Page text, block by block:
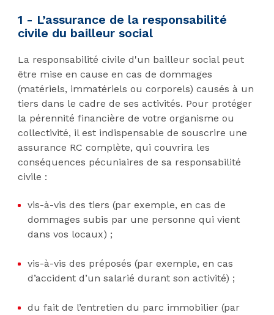
1 - L’assurance de la responsabilité
civile du bailleur social
La responsabilité civile d'un bailleur social peut
être mise en cause en cas de dommages
(matériels, immatériels ou corporels) causés à un
tiers dans le cadre de ses activités. Pour protéger
la pérennité financière de votre organisme ou
collectivité, il est indispensable de souscrire une
assurance RC complète, qui couvrira les
conséquences pécuniaires de sa responsabilité
civile :
vis-à-vis des tiers (par exemple, en cas de
dommages subis par une personne qui vient
dans vos locaux) ;
vis-à-vis des préposés (par exemple, en cas
d’accident d’un salarié durant son activité) ;
du fait de l’entretien du parc immobilier (par